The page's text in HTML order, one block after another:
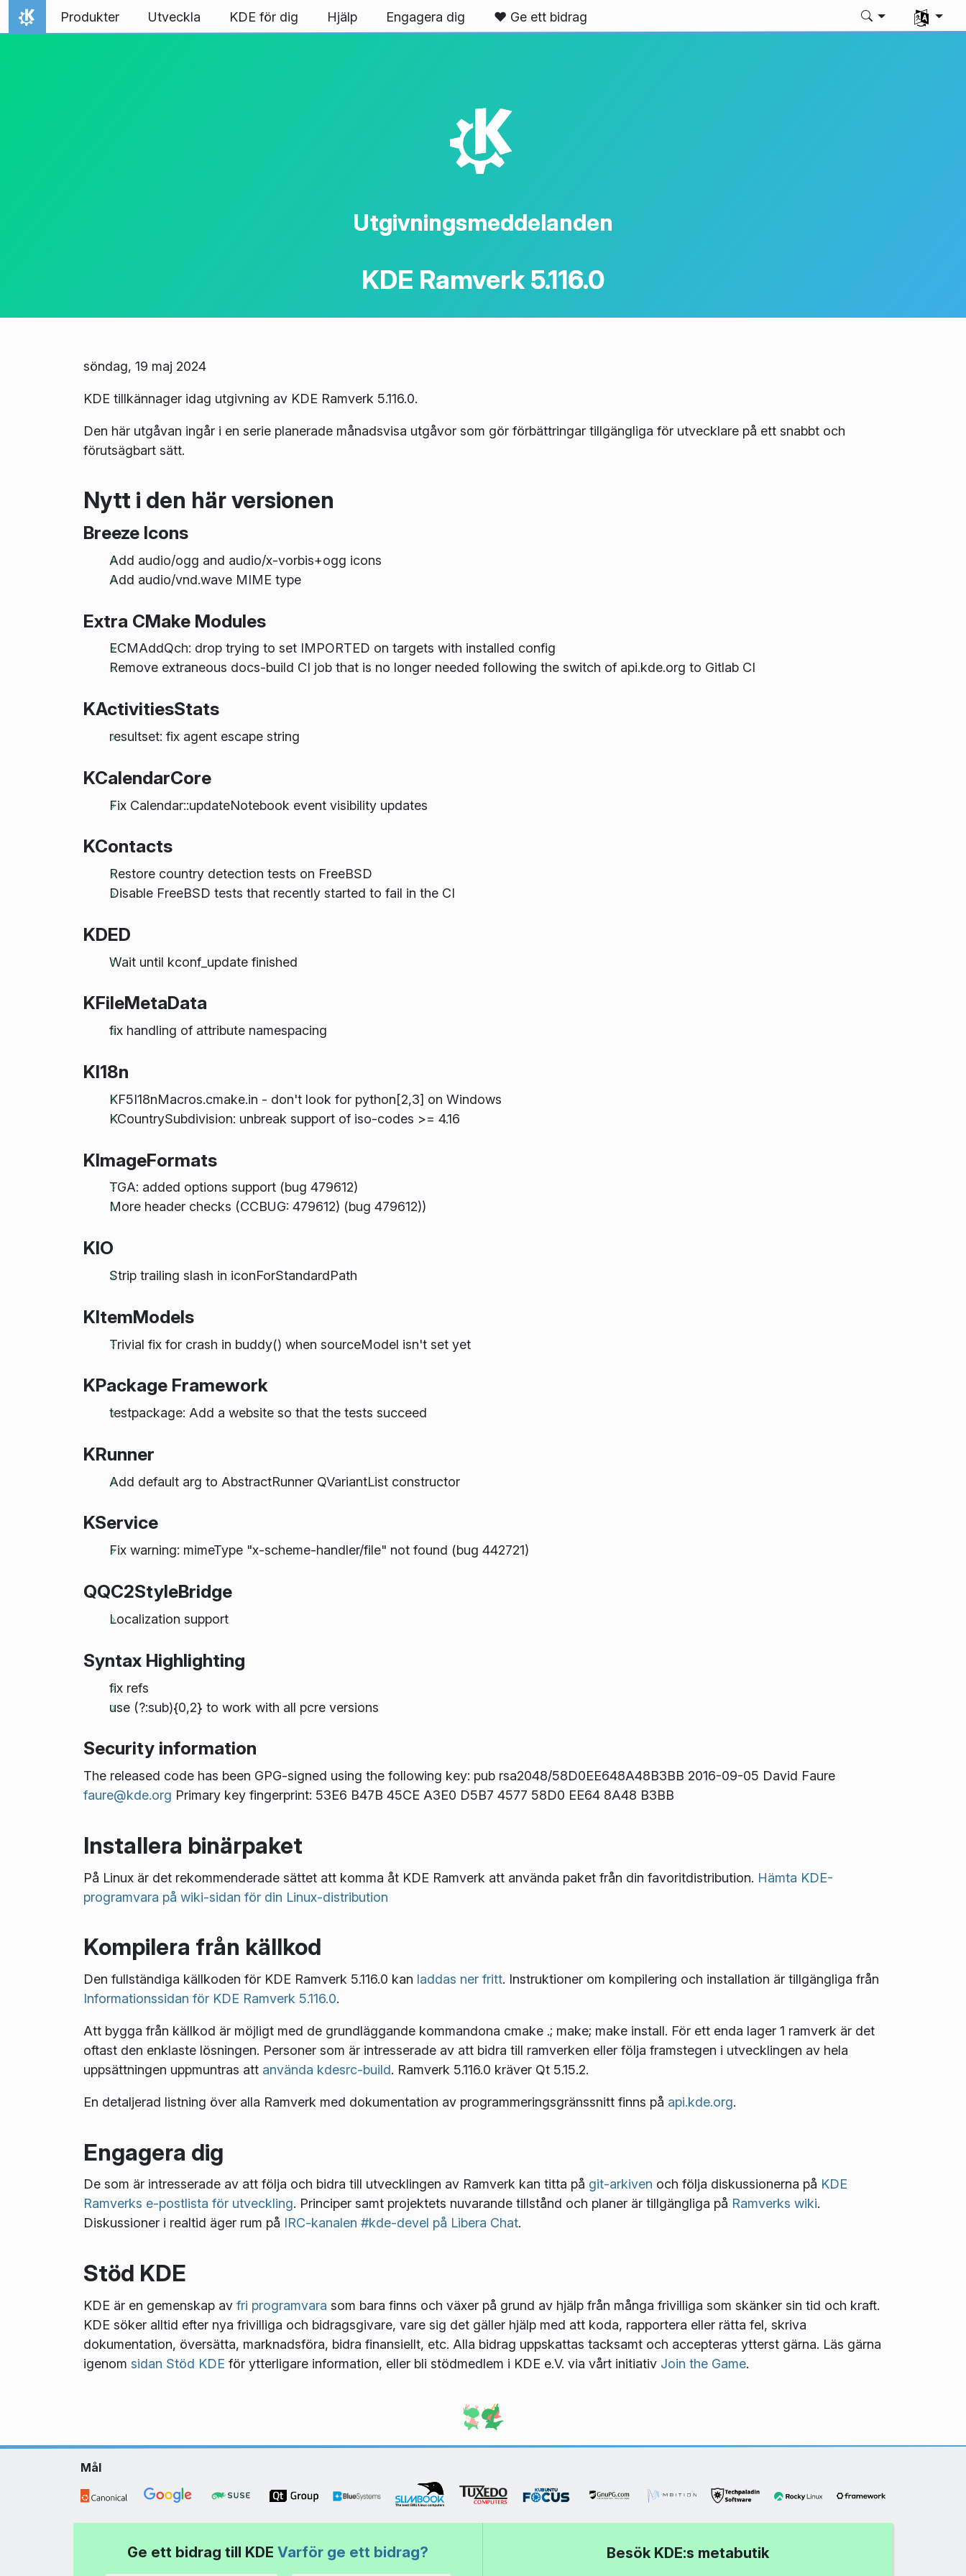
Gå till innehåll
Hem
Produkter Utveckla KDE för dig Hjälp Engagera dig ❤️ Ge ett bidrag
Välj ditt
K
Utgivningsmeddelanden
KDE Ramverk 5.116.0
söndag, 19 maj 2024
KDE tillkännager idag utgivning av KDE Ramverk 5.116.0.
Den här utgåvan ingår i en serie planerade månadsvisa utgåvor som gör förbättringar tillgängliga för utvecklare på ett snabbt och
förutsägbart sätt.
Nytt i den här versionen
Breeze Icons
Add audio/ogg and audio/x-vorbis+ogg icons
Add audio/vnd.wave MIME type
Extra CMake Modules
ECMAddQch: drop trying to set IMPORTED on targets with installed config
Remove extraneous docs-build CI job that is no longer needed following the switch of api.kde.org to Gitlab CI
KActivitiesStats
resultset: fix agent escape string
KCalendarCore
Fix Calendar::updateNotebook event visibility updates
KContacts
Restore country detection tests on FreeBSD
Disable FreeBSD tests that recently started to fail in the CI
KDED
Wait until kconf_update finished
KFileMetaData
fix handling of attribute namespacing
KI18n
KF5I18nMacros.cmake.in - don't look for python[2,3] on Windows
KCountrySubdivision: unbreak support of iso-codes >= 4.16
KImageFormats
TGA: added options support (bug 479612)
More header checks (CCBUG: 479612) (bug 479612))
KIO
Strip trailing slash in iconForStandardPath
KItemModels
Trivial fix for crash in buddy() when sourceModel isn't set yet
KPackage Framework
testpackage: Add a website so that the tests succeed
KRunner
Add default arg to AbstractRunner QVariantList constructor
KService
Fix warning: mimeType "x-scheme-handler/file" not found (bug 442721)
QQC2StyleBridge
Localization support
Syntax Highlighting
fix refs
use (?:sub){0,2} to work with all pcre versions
Security information
The released code has been GPG-signed using the following key: pub rsa2048/58D0EE648A48B3BB 2016-09-05 David Faure
faure@kde.org Primary key fingerprint: 53E6 B47B 45CE A3E0 D5B7 4577 58D0 EE64 8A48 B3BB
Installera binärpaket
På Linux är det rekommenderade sättet att komma åt KDE Ramverk att använda paket från din favoritdistribution. Hämta KDE-
programvara på wiki-sidan för din Linux-distribution
Kompilera från källkod
Den fullständiga källkoden för KDE Ramverk 5.116.0 kan laddas ner fritt. Instruktioner om kompilering och installation är tillgängliga från
Informationssidan för KDE Ramverk 5.116.0.
Att bygga från källkod är möjligt med de grundläggande kommandona cmake .; make; make install. För ett enda lager 1 ramverk är det
oftast den enklaste lösningen. Personer som är intresserade av att bidra till ramverken eller följa framstegen i utvecklingen av hela
uppsättningen uppmuntras att använda kdesrc-build. Ramverk 5.116.0 kräver Qt 5.15.2.
En detaljerad listning över alla Ramverk med dokumentation av programmeringsgränssnitt finns på api.kde.org.
Engagera dig
De som är intresserade av att följa och bidra till utvecklingen av Ramverk kan titta på git-arkiven och följa diskussionerna på KDE
Ramverks e-postlista för utveckling. Principer samt projektets nuvarande tillstånd och planer är tillgängliga på Ramverks wiki.
Diskussioner i realtid äger rum på IRC-kanalen #kde-devel på Libera Chat.
Stöd KDE
KDE är en gemenskap av fri programvara som bara finns och växer på grund av hjälp från många frivilliga som skänker sin tid och kraft.
KDE söker alltid efter nya frivilliga och bidragsgivare, vare sig det gäller hjälp med att koda, rapportera eller rätta fel, skriva
dokumentation, översätta, marknadsföra, bidra finansiellt, etc. Alla bidrag uppskattas tacksamt och accepteras ytterst gärna. Läs gärna
igenom sidan Stöd KDE för ytterligare information, eller bli stödmedlem i KDE e.V. via vårt initiativ Join the Game.
Mål
Ge ett bidrag till KDE Varför ge ett bidrag? Besök KDE:s metabutik